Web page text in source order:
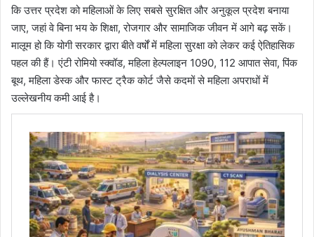
कि उत्तर प्रदेश को महिलाओं के लिए सबसे सुरक्षित और अनुकूल प्रदेश बनाया
जाए, जहां वे बिना भय के शिक्षा, रोजगार और सामाजिक जीवन में आगे बढ़ सकें।
मालूम हो कि योगी सरकार द्वारा बीते वर्षों में महिला सुरक्षा को लेकर कई ऐतिहासिक
पहल की हैं। एंटी रोमियो स्क्वॉड, महिला हेल्पलाइन 1090, 112 आपात सेवा, पिंक
बूथ, महिला डेस्क और फास्ट ट्रैक कोर्ट जैसे कदमों से महिला अपराधों में
उल्लेखनीय कमी आई है।